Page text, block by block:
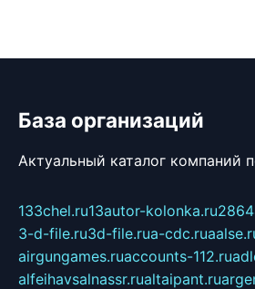
База организаций
Актуальный каталог компаний
133chel.ru13autor-kolonka.ru
3-d-file.ru3d-file.rua-cdc.ru
airgungames.ruaccounts-112.ru
alfeihavsalnassr.rualtaipant.ru